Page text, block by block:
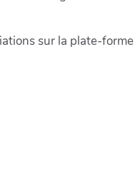
sur la plate-